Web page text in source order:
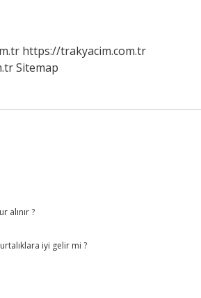
https://trakyacim.com.tr
Sitemap
alınır ?
iyi gelir mi ?